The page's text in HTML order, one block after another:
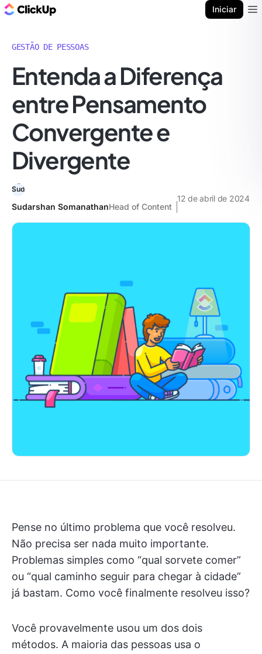
Iniciar
GESTÃO DE PESSOAS
Entenda a Diferença
entre Pensamento
Convergente e
Divergente
Sudarshan SomanathanHead of Content
12 de abril de 2024
Pense no último problema que você resolveu.
Não precisa ser nada muito importante.
Problemas simples como “qual sorvete comer”
ou “qual caminho seguir para chegar à cidade”
já bastam. Como você finalmente resolveu isso?
Você provavelmente usou um dos dois
métodos. A maioria das pessoas usa o